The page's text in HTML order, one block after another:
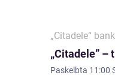
„Citadele“
„Citadele”
Paskelbta 11:00